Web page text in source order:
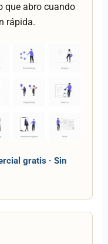
que abro cuando
rápida.
gratis · Sin